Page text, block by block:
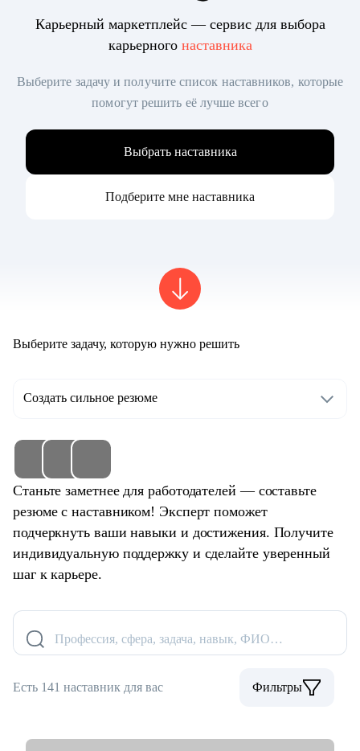
Карьерный маркетплейс — сервис для выбора
карьерного наставника
Выберите задачу и получите список наставников, которые
помогут решить её лучше всего
Выбрать наставника
Подберите мне наставника
Выберите задачу, которую нужно решить
Создать сильное резюме
Станьте заметнее для работодателей — составьте
резюме с наставником! Эксперт поможет
подчеркнуть ваши навыки и достижения. Получите
индивидуальную поддержку и сделайте уверенный
шаг к карьере.
Профессия, сфера, задача, навык, ФИО…
Есть 141 наставник для вас Фильтры